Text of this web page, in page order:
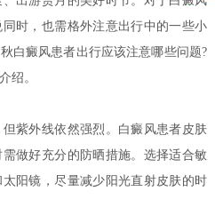
时，也需格外注意出行中的一些小
白癜风患者出行应该注意哪些问题?
绍。
外线依然强烈。白癜风患者皮肤
做好充分的防晒措施。选择适合敏
阳镜，尽量减少阳光直射皮肤的时